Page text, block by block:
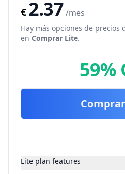
€ 2.37/mes
Hay más opciones de precios
en Comprar Lite.
59%
Comprar
Lite plan features